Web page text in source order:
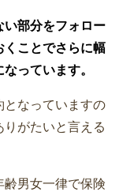
い部分をフォロー
くことでさらに幅
っています。
となっていますの
がたいと言える
齢男女一律で保険